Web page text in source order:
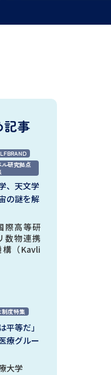
記事
研究拠点
、天文学
の謎を解
際高等研
数物連携
（Kavli
度特集
平等だ」
療グルー
大学